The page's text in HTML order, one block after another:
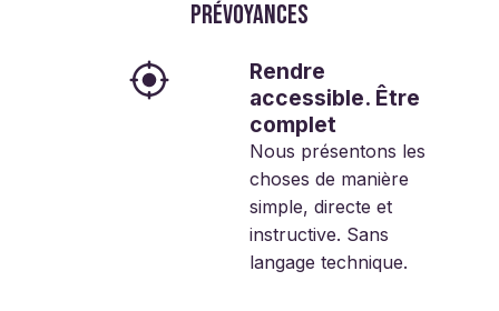
prévoyances
Rendre
accessible. Être
complet
Nous présentons les
choses de manière
simple, directe et
instructive. Sans
langage technique.